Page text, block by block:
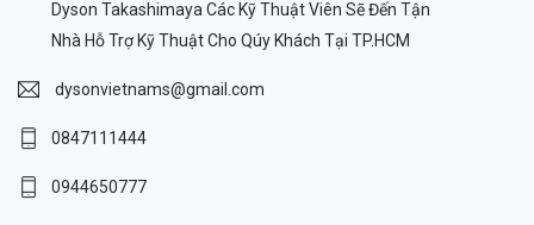
Dyson Takashimaya Các Kỹ Thuật Viên Sẽ Đến Tận
Nhà Hỗ Trợ Kỹ Thuật Cho Qúy Khách Tại TP.HCM
dysonvietnams@gmail.com
0847111444
0944650777